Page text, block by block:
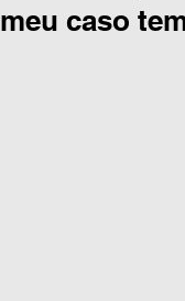
meu caso